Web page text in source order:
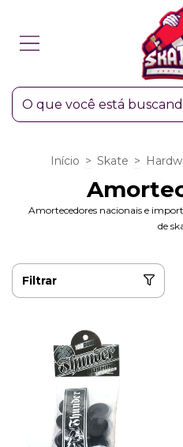
Início > Skate >
Amortecedores nacionais e
de
Filtrar